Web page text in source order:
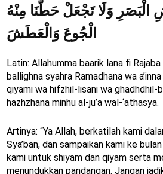
الْبَصَرِ وَلَا تَجْعَلْ حَطَّنَا مِنْهُ
الْجُوعَ وَالْعَطَشَ
Latin: Allahumma baarik lana fi Rajaba
ballighna syahra Ramadhana wa
qiyami wa hifzhil-lisani wa ghadhdhil-
hazhzhana minhu al-ju’a wal-‘athasya.
Artinya: “Ya Allah, berkatilah kami
Sya’ban, dan sampaikan kami ke
kami untuk shiyam dan qiyam serta
menundukkan pandangan. Jangan